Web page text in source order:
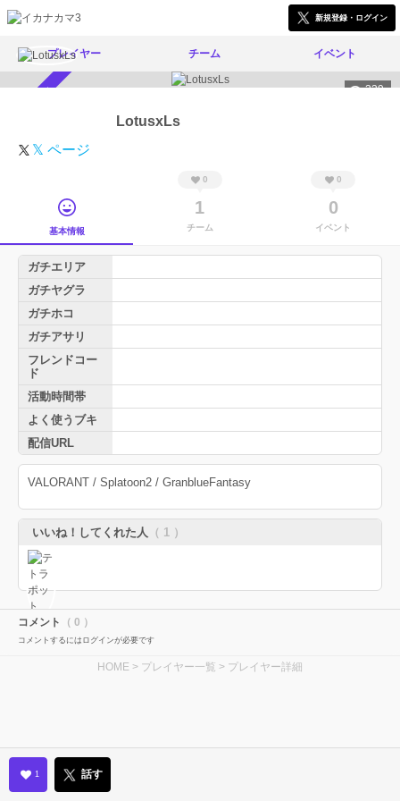
新規登録・ログイン
プレイヤー チーム イベント
339
LotusxLs
𝕏 ページ
基本情報
0
1
チーム
0
0
イベント
ガチエリア
ガチヤグラ
ガチホコ
ガチアサリ
フレンドコー
ド
活動時間帯
よく使うブキ
配信URL
VALORANT / Splatoon2 / GranblueFantasy
いいね！してくれた人 （ 1 ）
コメント （ 0 ）
コメントするにはログインが必要です
HOME > プレイヤー一覧 > プレイヤー詳細
1 話す